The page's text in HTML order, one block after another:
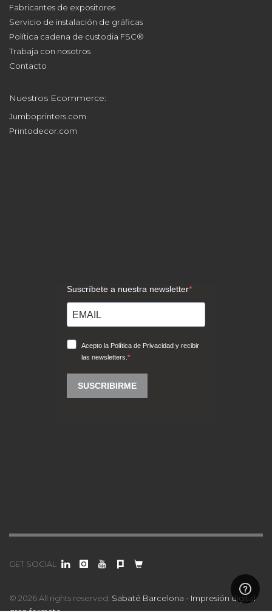
Impresión ecológica Green Print
Fabricantes de expositores
Servicio de instalación de gráficas
Política cadena de custodia FSC®
Trabaja con nosotros
Nuestros Ecommerce:
Jumboprinters.com